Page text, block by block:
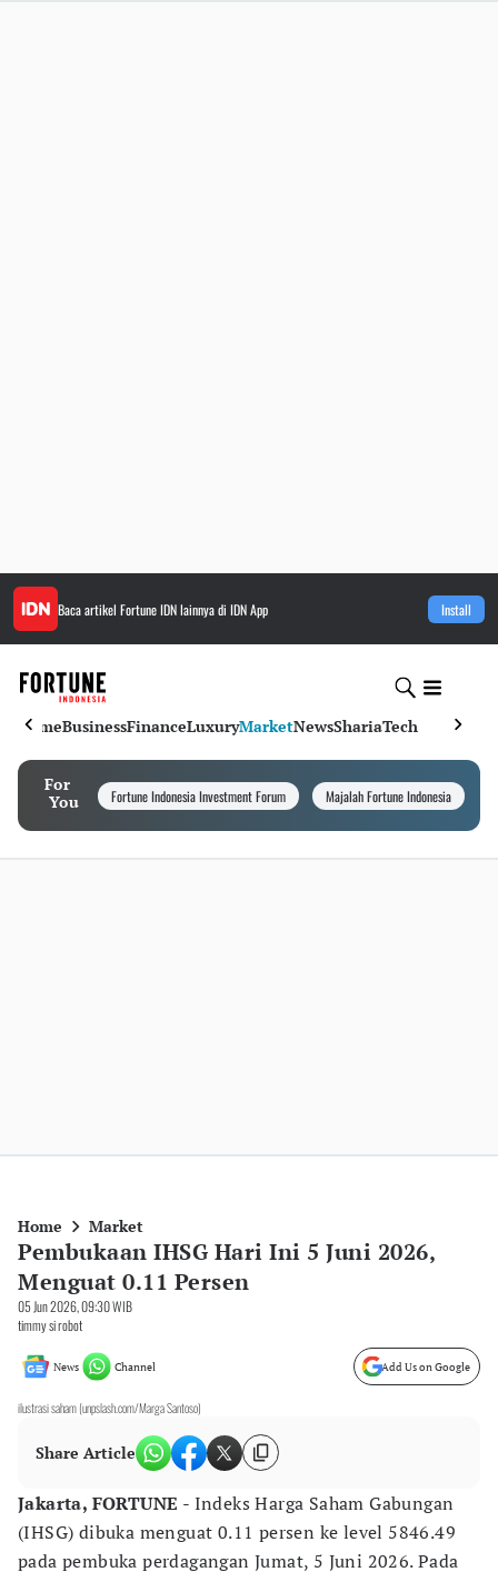
Baca artikel Fortune IDNlainnya di IDN App Install
HomeBusinessFinanceLuxuryMarketNewsShariaTech
For
You
Fortune Indonesia Investment Forum Majalah Fortune Indonesia
Home Market
Pembukaan IHSG Hari Ini 5 Juni 2026,
Menguat 0.11 Persen
05 Jun 2026, 09:30 WIB
timmy si robot
News Channel Add Us on Google
ilustrasi saham (unpslash.com/Marga Santoso)
Share Article
Jakarta, FORTUNE - Indeks Harga Saham Gabungan
(IHSG) dibuka menguat 0.11 persen ke level 5846.49
pada pembuka perdagangan Jumat, 5 Juni 2026. Pada